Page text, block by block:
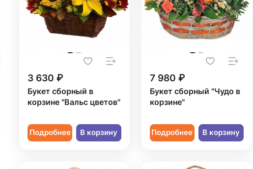
3 630 ₽
Букет сборный в
корзине "Вальс цветов"
Подробнее В корзину
7 980 ₽
Букет сборный "Чудо в
корзине"
Подробнее В корзину